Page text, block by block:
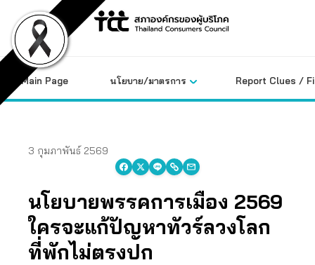
content
Main Page นโยบาย/มาตรการ Report Clues /
3 กุมภาพันธ์ 2569
นโยบายพรรคการเมือง 2569
ใครจะแก้ปัญหาทัวร์ลวงโลก
ที่พักไม่ตรงปก